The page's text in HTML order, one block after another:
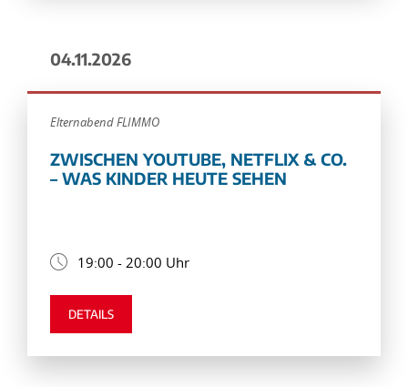
04.11.2026
Elternabend FLIMMO
ZWISCHEN YOUTUBE, NETFLIX & CO.
– WAS KINDER HEUTE SEHEN
19:00 - 20:00 Uhr
DETAILS